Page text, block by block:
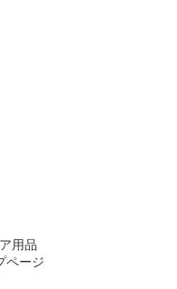
用品
ページ